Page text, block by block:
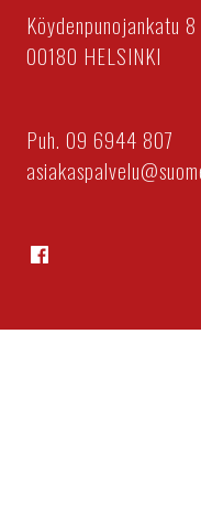
Köydenpunojankatu 8
00180 HELSINKI
Puh. 09 6944 807